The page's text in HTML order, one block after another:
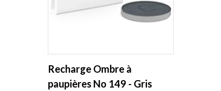
Recharge Ombre à
paupières No 149 - Gris